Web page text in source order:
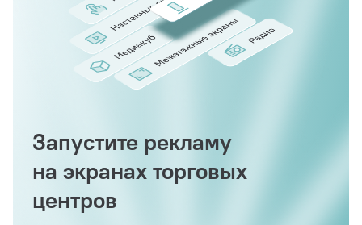
Запустите рекламу
на экранах торговых
центров